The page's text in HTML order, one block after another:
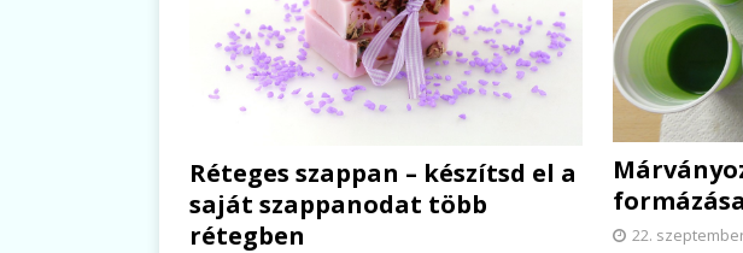
Réteges szappan – készítsd el a
saját szappanodat több
rétegben
22.